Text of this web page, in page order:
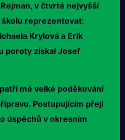
v čtvrté nejvyšší
reprezentovat:
Krylová a Erik
poroty získal Josef
mé velké poděkování
Postupujícím přeji
úspěchů v okresním